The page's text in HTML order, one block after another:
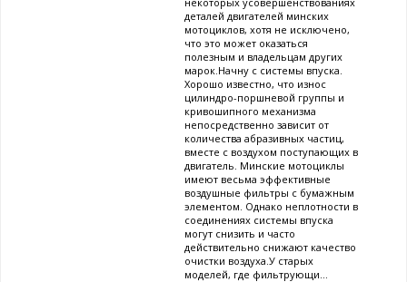
деталей двигателей минских
мотоциклов, хотя не исключено,
что это может оказаться
полезным и владельцам других
марок.Начну с системы впуска.
Хорошо известно, что износ
цилиндро-поршневой группы и
кривошипного механизма
непосредственно зависит от
количества абразивных частиц,
вместе с воздухом поступающих в
двигатель. Минские мотоциклы
имеют весьма эффективные
воздушные фильтры с бумажным
элементом. Однако неплотности в
соединениях системы впуска
могут снизить и часто
действительно снижают качество
очистки воздуха.У старых
моделей, где фильтрующи...